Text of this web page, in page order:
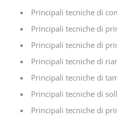
Principali tecniche di
Principali tecniche di
Principali tecniche di
Principali tecniche di
Principali tecniche di
Principali tecniche di
Principali tecniche di